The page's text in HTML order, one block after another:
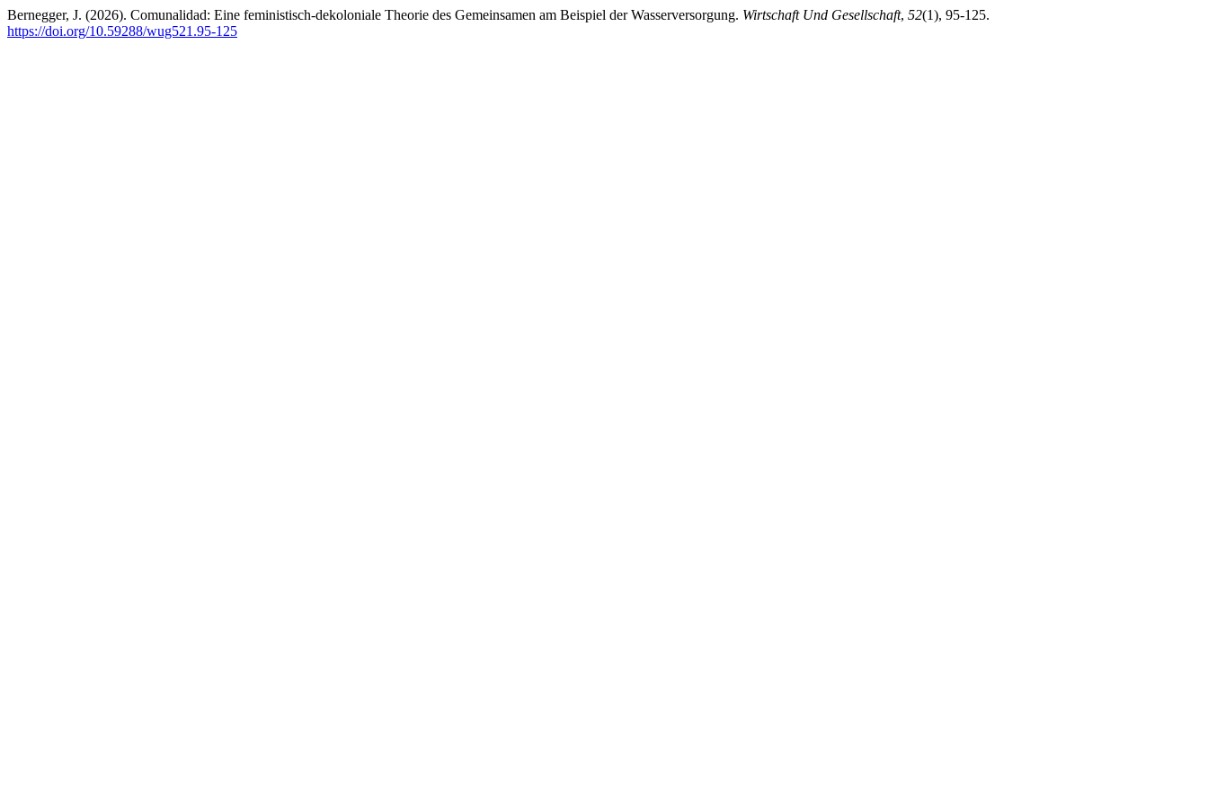
Bernegger, J. (2026). Comunalidad: Eine feministisch-dekoloniale Theorie des Gemeinsamen am Beispiel der Wasserversorgung. Wirtschaft Und Gesellschaft, 52(1), 95-125.
https://doi.org/10.59288/wug521.95-125